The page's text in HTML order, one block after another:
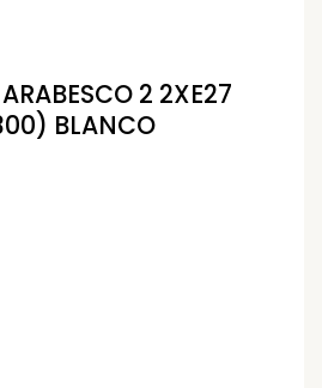
2 2XE27
BLANCO